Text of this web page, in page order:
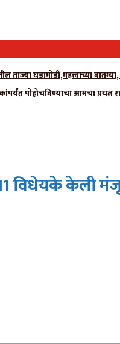
घडामोडी,महत्त्वाच्या
पोहोचविण्याचा आमचा
विधेयके केली